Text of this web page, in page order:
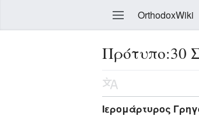
OrthodoxWiki
Επεξεργασία
Πρότυπο:30
Ιερομάρτυρος